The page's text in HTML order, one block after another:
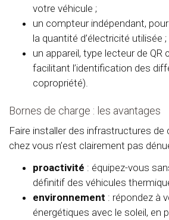
votre véhicule ;
un compteur indépendant,
la quantité d’électricité utilisée ;
un appareil, type lecteur de QR
facilitant l’identification des
copropriété).
Bornes de charge : les avantages
Faire installer des infrastructures
chez vous n’est clairement pas
proactivité : équipez-vous
définitif des véhicules
environnement : répondez à
énergétiques avec le soleil, en